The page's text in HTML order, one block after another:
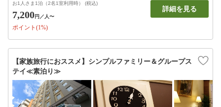
お1人さま1泊（2名1室利用時） (税込)
7,200円 ／人〜
ポイント(1%)
詳細を見る
【家族旅行におススメ】シンプルファミリー＆グループス
テイ≪素泊り≫